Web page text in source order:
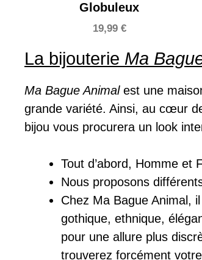
Globuleux
19,99 €
La bijouterie Ma
Ma Bague Animal est une
grande variété. Ainsi, au cœur
bijou vous procurera un look
Tout d’abord, Homme et
Nous proposons
Chez Ma Bague Animal,
gothique, ethnique,
pour une allure plus
trouverez forcément